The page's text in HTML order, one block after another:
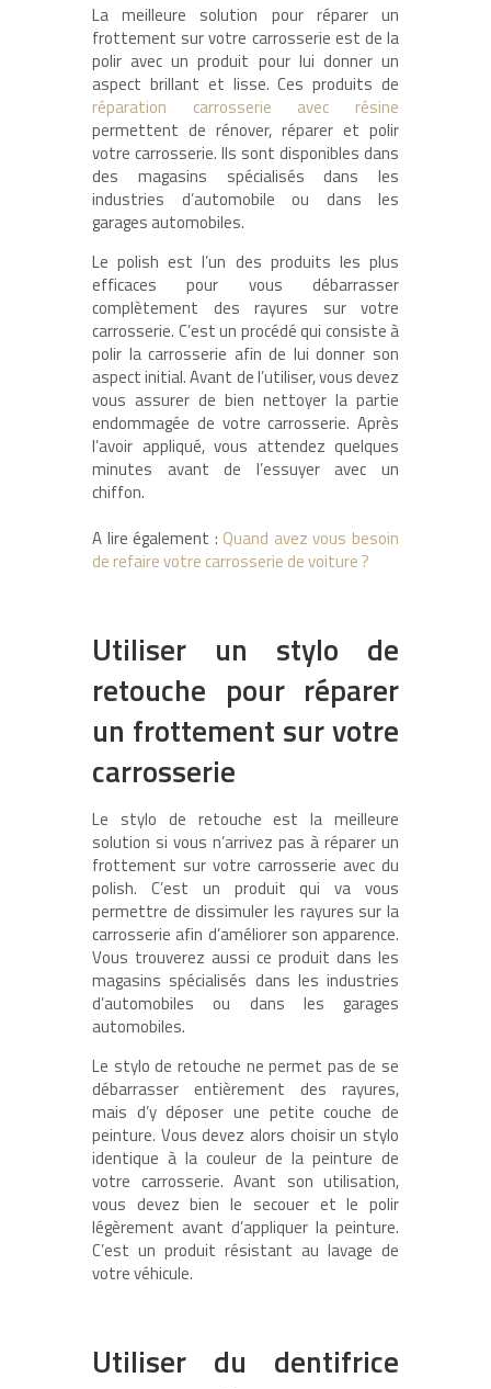
La meilleure solution pour réparer un
frottement sur votre carrosserie est de la
polir avec un produit pour lui donner un
aspect brillant et lisse. Ces produits de
réparation carrosserie avec résine
permettent de rénover, réparer et polir
votre carrosserie. Ils sont disponibles dans
des magasins spécialisés dans les
industries d’automobile ou dans les
garages automobiles.
Le polish est l’un des produits les plus
efficaces pour vous débarrasser
complètement des rayures sur votre
carrosserie. C’est un procédé qui consiste à
polir la carrosserie afin de lui donner son
aspect initial. Avant de l’utiliser, vous devez
vous assurer de bien nettoyer la partie
endommagée de votre carrosserie. Après
l’avoir appliqué, vous attendez quelques
minutes avant de l’essuyer avec un
chiffon.
A lire également : Quand avez vous besoin
de refaire votre carrosserie de voiture ?
Utiliser un stylo de
retouche pour réparer
un frottement sur votre
carrosserie
Le stylo de retouche est la meilleure
solution si vous n’arrivez pas à réparer un
frottement sur votre carrosserie avec du
polish. C’est un produit qui va vous
permettre de dissimuler les rayures sur la
carrosserie afin d’améliorer son apparence.
Vous trouverez aussi ce produit dans les
magasins spécialisés dans les industries
d’automobiles ou dans les garages
automobiles.
Le stylo de retouche ne permet pas de se
débarrasser entièrement des rayures,
mais d’y déposer une petite couche de
peinture. Vous devez alors choisir un stylo
identique à la couleur de la peinture de
votre carrosserie. Avant son utilisation,
vous devez bien le secouer et le polir
légèrement avant d’appliquer la peinture.
C’est un produit résistant au lavage de
votre véhicule.
Utiliser du dentifrice